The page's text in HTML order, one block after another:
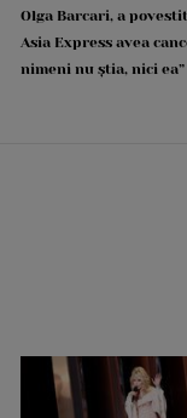
Olga Barcari, a
Asia Express avea
nimeni nu știa, nici ea”